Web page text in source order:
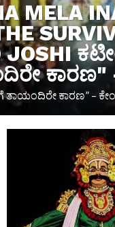
MELA
ಕಾರಣ" -
ಕಾರಣ” –